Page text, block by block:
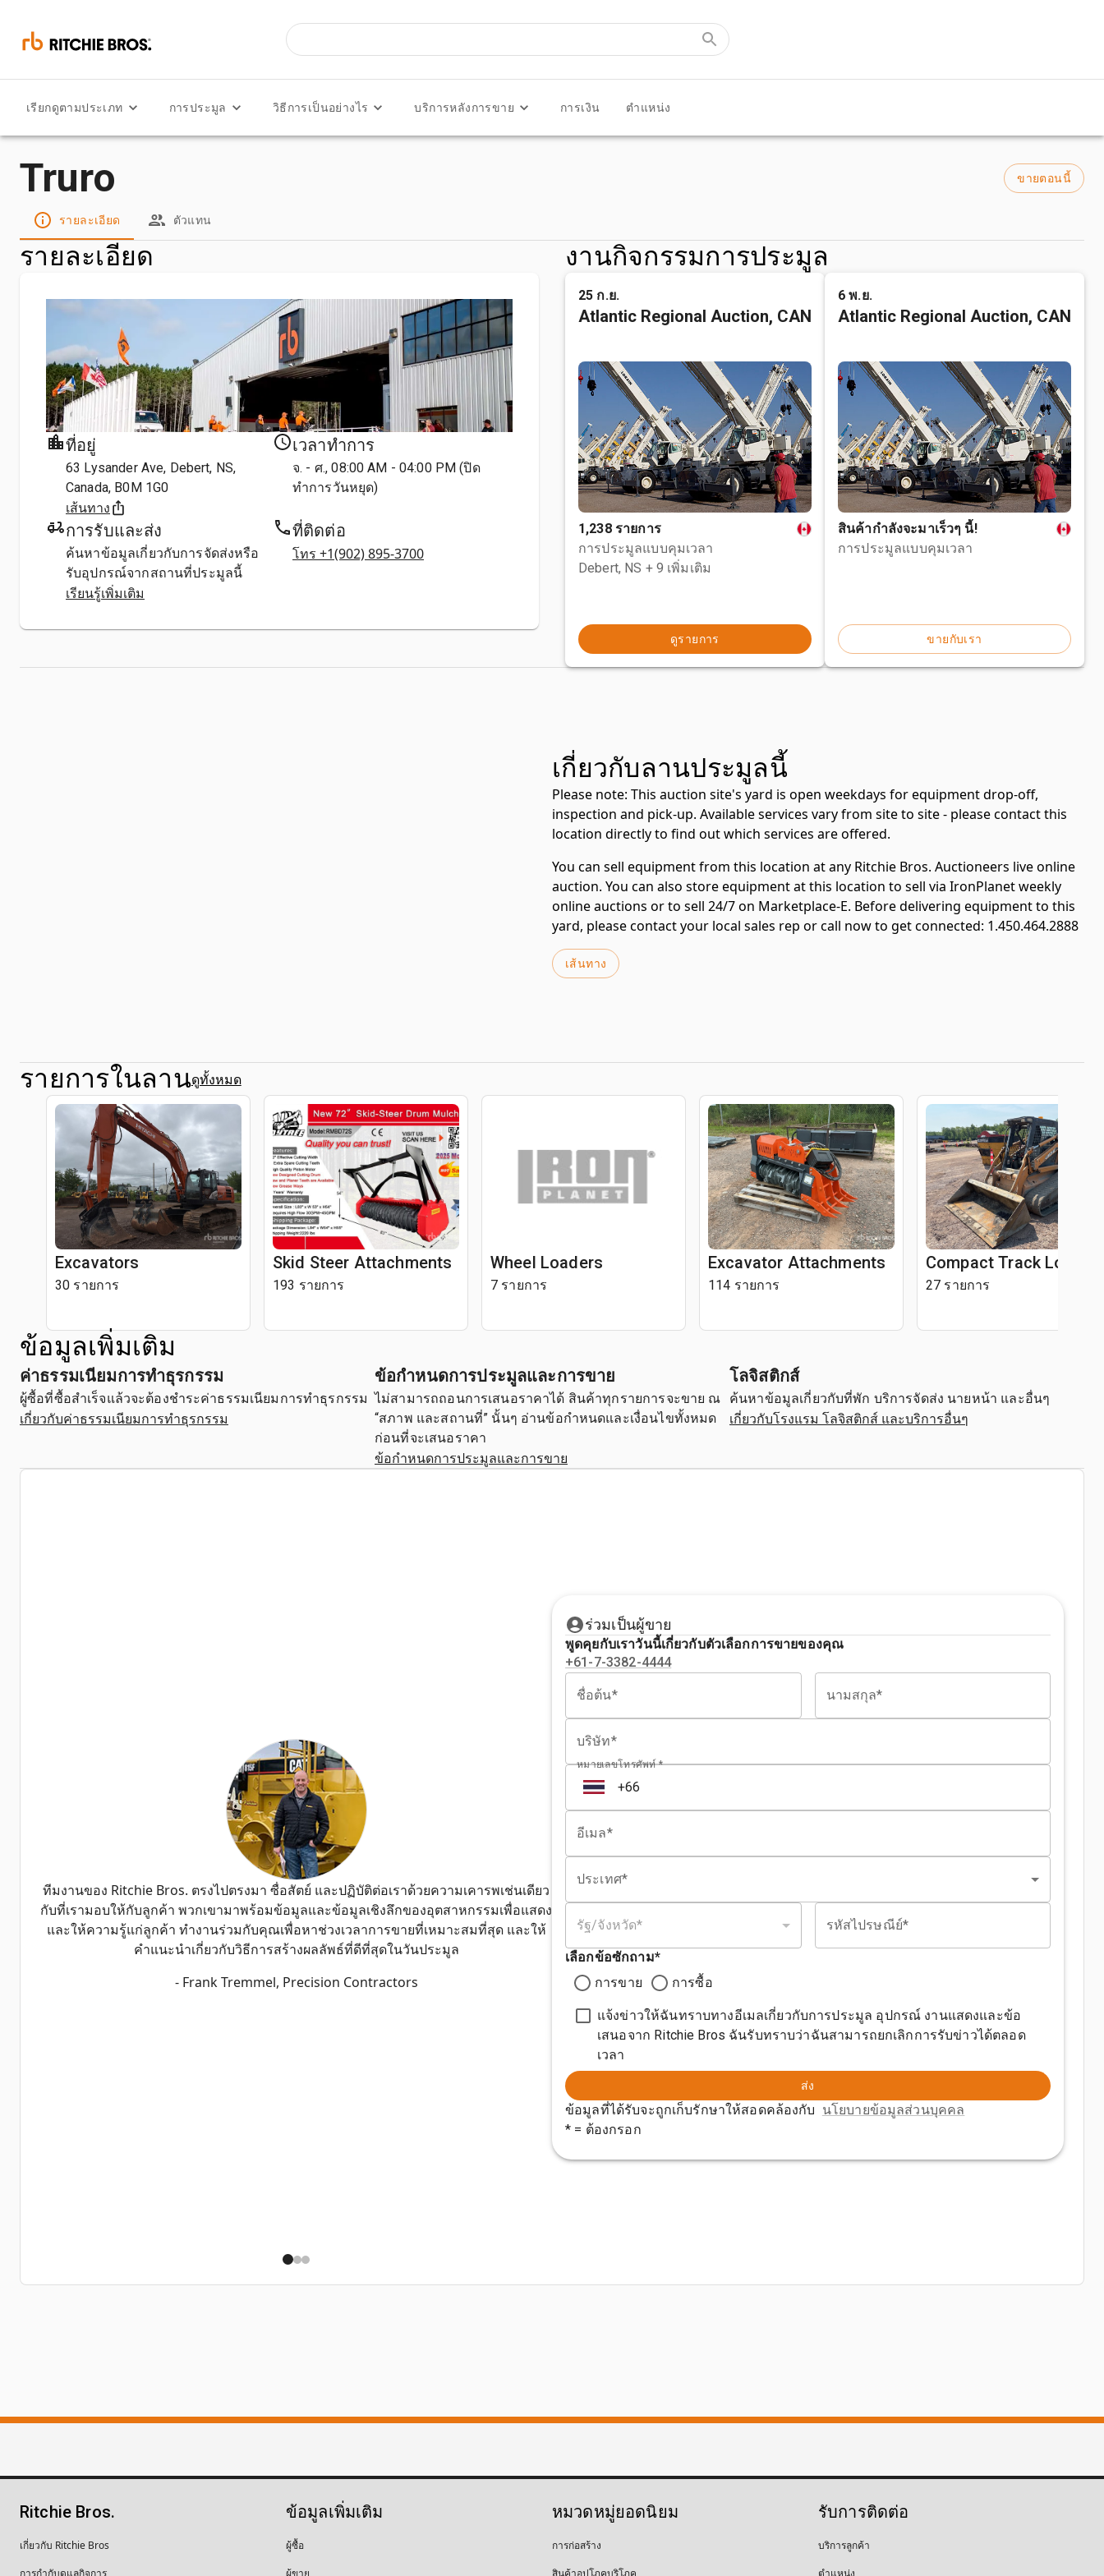
เรียกดูตามประเภท การประมูล วิธีการเป็นอย่างไร บริการหลังการขาย การเงิน ตำแหน่ง
Truro ขายตอนนี้
รายละเอียด ตัวแทน
รายละเอียด
ที่อยู่
63 Lysander Ave, Debert, NS,
Canada, B0M 1G0
เส้นทาง
เวลาทำการ
จ. - ศ., 08:00 AM - 04:00 PM (ปิด
ทำการวันหยุด)
การรับและส่ง
ค้นหาข้อมูลเกี่ยวกับการจัดส่งหรือ
รับอุปกรณ์จากสถานที่ประมูลนี้
เรียนรู้เพิ่มเติม
ที่ติดต่อ
โทร +1(902) 895-3700
งานกิจกรรมการประมูล
25 ก.ย.
Atlantic Regional Auction, CAN
1,238 รายการ
การประมูลแบบคุมเวลา
Debert, NS + 9 เพิ่มเติม
ดูรายการ
6 พ.ย.
Atlantic Regional Auction, CAN
สินค้ากำลังจะมาเร็วๆ นี้!
การประมูลแบบคุมเวลา
ขายกับเรา
เกี่ยวกับลานประมูลนี้
Please note: This auction site's yard is open weekdays for equipment drop-off,
inspection and pick-up. Available services vary from site to site - please contact this
location directly to find out which services are offered.
You can sell equipment from this location at any Ritchie Bros. Auctioneers live online
auction. You can also store equipment at this location to sell via IronPlanet weekly
online auctions or to sell 24/7 on Marketplace-E. Before delivering equipment to this
yard, please contact your local sales rep or call now to get connected: 1.450.464.2888
เส้นทาง
รายการในลานดูทั้งหมด
Excavators
30 รายการ
Skid Steer Attachments
193 รายการ
Wheel Loaders
7 รายการ
Excavator Attachments
114 รายการ
Compact Track
27 รายการ
ข้อมูลเพิ่มเติม
ค่าธรรมเนียมการทำธุรกรรม
ผู้ซื้อที่ซื้อสำเร็จแล้วจะต้องชำระค่าธรรมเนียมการทำธุรกรรม
เกี่ยวกับค่าธรรมเนียมการทำธุรกรรม
ข้อกำหนดการประมูลและการขาย
ไม่สามารถถอนการเสนอราคาได้ สินค้าทุกรายการจะขาย ณ
“สภาพ และสถานที่” นั้นๆ อ่านข้อกำหนดและเงื่อนไขทั้งหมด
ก่อนที่จะเสนอราคา
ข้อกำหนดการประมูลและการขาย
โลจิสติกส์
ค้นหาข้อมูลเกี่ยวกับที่พัก บริการจัดส่ง นายหน้า และอื่นๆ
เกี่ยวกับโรงแรม โลจิสติกส์ และบริการอื่นๆ
ร่วมเป็นผู้ขาย
พูดคุยกับเราวันนี้เกี่ยวกับตัวเลือกการขายของคุณ
+61-7-3382-4444
ชื่อต้น* นามสกุล*
บริษัท*
หมายเลขโทรศัพท์ *
อีเมล*
ประเทศ*
รัฐ/จังหวัด* รหัสไปรษณีย์*
เลือกข้อซักถาม*
การขาย
การซื้อ
แจ้งข่าวให้ฉันทราบทางอีเมลเกี่ยวกับการประมูล อุปกรณ์ งานแสดงและข้อ
เสนอจาก Ritchie Bros ฉันรับทราบว่าฉันสามารถยกเลิกการรับข่าวได้ตลอด
เวลา
ส่ง
ข้อมูลที่ได้รับจะถูกเก็บรักษาให้สอดคล้องกับ นโยบายข้อมูลส่วนบุคคล
* = ต้องกรอก
ทีมงานของ Ritchie Bros. ตรงไปตรงมา ซื่อสัตย์ และปฏิบัติต่อเราด้วยความเคารพเช่นเดียว
กับที่เรามอบให้กับลูกค้า พวกเขามาพร้อมข้อมูลและข้อมูลเชิงลึกของอุตสาหกรรมเพื่อแสดง
และให้ความรู้แก่ลูกค้า ทำงานร่วมกับคุณเพื่อหาช่วงเวลาการขายที่เหมาะสมที่สุด และให้
คำแนะนำเกี่ยวกับวิธีการสร้างผลลัพธ์ที่ดีที่สุดในวันประมูล
- Frank Tremmel, Precision Contractors
Ritchie Bros.
เกี่ยวกับ Ritchie Bros
การกำกับดูแลกิจการ
ข้อมูลเพิ่มเติม
ผู้ซื้อ
ผู้ขาย
หมวดหมู่ยอดนิยม
การก่อสร้าง
สินค้าอุปโภคบริโภค
รับการติดต่อ
บริการลูกค้า
ตำแหน่ง